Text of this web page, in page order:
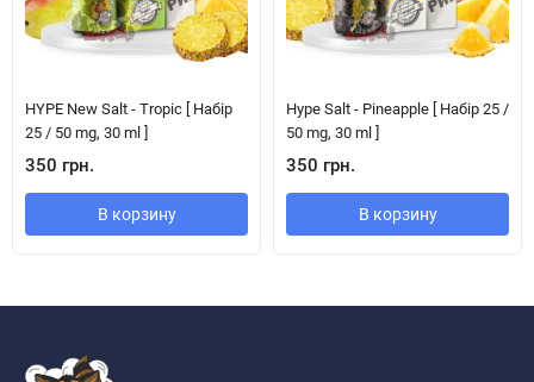
HYPE New Salt - Tropic [ Набір
25 / 50 mg, 30 ml ]
350 грн.
В корзину
Hype Salt - Pineapple [ Набір 25 /
50 mg, 30 ml ]
350 грн.
В корзину